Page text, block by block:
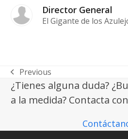
Director General
El Gigante de los
previous
post:
Previous
¿Tienes alguna duda?
a la medida? Contacta